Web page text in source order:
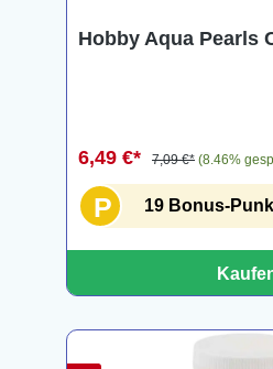
Hobby Aqua Pearls
6,49 €* 7,09 €* (8.46%
P 19 Bonus-